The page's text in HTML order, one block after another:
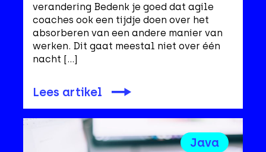
verandering Bedenk je goed dat agile
coaches ook een tijdje doen over het
absorberen van een andere manier van
werken. Dit gaat meestal niet over één
nacht […]
Lees artikel
Java